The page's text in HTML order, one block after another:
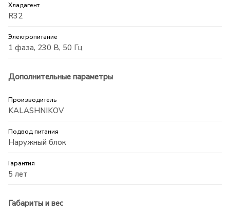
Хладагент
R32
Электропитание
1 фаза, 230 В, 50 Гц
Дополнительные параметры
Производитель
KALASHNIKOV
Подвод питания
Наружный блок
Гарантия
5 лет
Габариты и вес